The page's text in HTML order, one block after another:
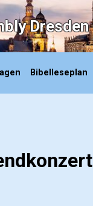
Dresden
Bibelleseplan